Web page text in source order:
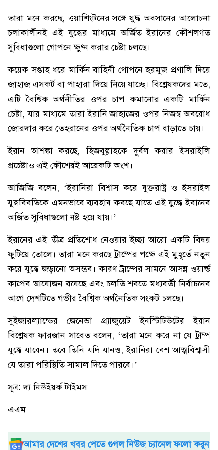
তারা মনে করছে, ওয়াশিংটনের সঙ্গে যুদ্ধ অবসানের আলোচনা
চলাকালীনই এই যুদ্ধের মাধ্যমে অর্জিত ইরানের কৌশলগত
সুবিধাগুলো গোপনে ক্ষুণ্ন করার চেষ্টা চলছে।
কয়েক সপ্তাহ ধরে মার্কিন বাহিনী গোপনে হরমুজ প্রণালি দিয়ে
জাহাজ এসকর্ট বা পাহারা দিয়ে নিয়ে যাচ্ছে। বিশ্লেষকদের মতে,
এটি বৈশ্বিক অর্থনীতির ওপর চাপ কমানোর একটি মার্কিন
চেষ্টা, যার মাধ্যমে তারা ইরানি জাহাজের ওপর নিজস্ব অবরোধ
জোরদার করে তেহরানের ওপর অর্থনৈতিক চাপ বাড়াতে চায়।
ইরান আশঙ্কা করছে, হিজবুল্লাহকে দুর্বল করার ইসরাইলি
প্রচেষ্টাও এই কৌশেরই আরেকটি অংশ।
আজিজি বলেন, ‘ইরানিরা বিশ্বাস করে যুক্তরাষ্ট্র ও ইসরাইল
যুদ্ধবিরতিকে এমনভাবে ব্যবহার করছে যাতে এই যুদ্ধে ইরানের
অর্জিত সুবিধাগুলো নষ্ট হয়ে যায়।’
ইরানের এই তীব্র প্রতিশোধ নেওয়ার ইচ্ছা আরো একটি বিষয়
ফুটিয়ে তোলে। তারা মনে করছে ট্রাম্পের পক্ষে এই মুহূর্তে নতুন
করে যুদ্ধে জড়ানো অসম্ভব। কারণ ট্রাম্পের সামনে আসন্ন ওয়ার্ল্ড
কাপের আয়োজন রয়েছে এবং চলতি শরতে মধ্যবর্তী নির্বাচনের
আগে দেশটিতে গভীর বৈশ্বিক অর্থনৈতিক সংকট চলছে।
সুইজারল্যান্ডের জেনেভা গ্র্যাজুয়েট ইনস্টিটিউটের ইরান
বিশ্লেষক ফারজান সাবেত বলেন, ‘তারা মনে করে না যে ট্রাম্প
যুদ্ধে যাবেন। তবে তিনি যদি যানও, ইরানিরা বেশ আত্মবিশ্বাসী
যে তারা পরিস্থিতি সামাল দিতে পারবে।’
সূত্র: দ্য নিউইয়র্ক টাইমস
এএম
আমার দেশের খবর পেতে গুগল নিউজ চ্যানেল ফলো করুন